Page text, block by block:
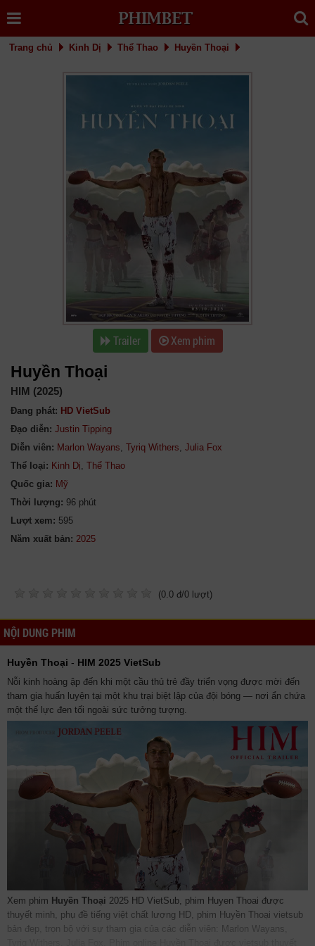
Trang chủ Kinh Dị Thể Thao Huyền Thoại
Trailer Xem phim
Huyền Thoại
HIM (2025)
Đang phát: HD VietSub
Đạo diễn: Justin Tipping
Diễn viên: Marlon Wayans, Tyriq Withers, Julia Fox
Thể loại: Kinh Dị, Thể Thao
Quốc gia: Mỹ
Thời lượng: 96 phút
Lượt xem: 595
Năm xuất bản:
(0.0 đ/0 lượt)
NỘI DUNG PHIM
Huyền Thoại - HIM 2025 VietSub
Nỗi kinh hoàng ập đến khi một cầu thủ trẻ đầy triển vọng được mời đến
tham gia huấn luyện tại một khu trại biệt lập của đội bóng — nơi ẩn chứa
một thế lực đen tối ngoài sức tưởng tượng.
Xem phim Huyền Thoại 2025 HD VietSub, phim Huyen Thoai được
thuyết minh, phụ đề tiếng việt chất lượng HD, phim Huyền Thoại vietsub
bản đẹp, trọn bộ với sự tham gia của các diễn viên: Marlon Wayans,